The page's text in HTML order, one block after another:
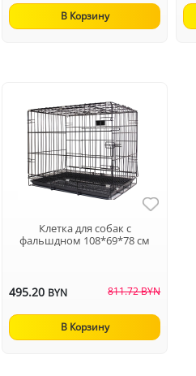
В Корзину
Клетка для собак с
фальшдном 108*69*78 см
495.20 BYN 811.72 BYN
В Корзину